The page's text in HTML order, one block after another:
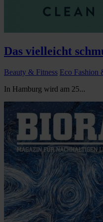
Das vielleicht
Beauty & Fitness Eco Fashion
In Hamburg wird am 25...